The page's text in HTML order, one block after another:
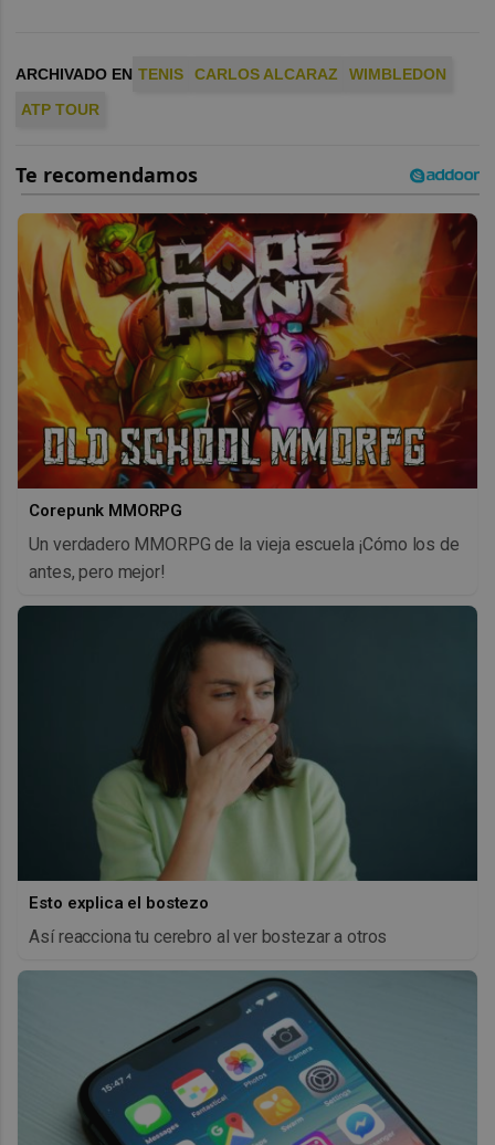
ARCHIVADO EN TENIS CARLOS ALCARAZ
WIMBLEDON
ATP TOUR
Corepunk MMORPG
Un verdadero MMORPG de la vieja escuela ¡Cómo los de
antes, pero mejor!
Esto explica el bostezo
Así reacciona tu cerebro al ver bostezar a otros